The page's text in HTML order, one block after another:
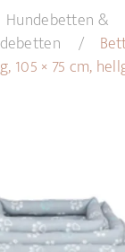
Hundebetten &
105 × 75 cm,